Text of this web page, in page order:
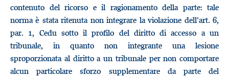
contenuto del ricorso e il ragionamento della parte: tale
norma è stata ritenuta non integrare la violazione dell’art. 6,
par. 1, Cedu sotto il profilo del diritto di accesso a un
tribunale, in quanto non integrante una lesione
sproporzionata al diritto a un tribunale per non comportare
alcun particolare sforzo supplementare da parte del